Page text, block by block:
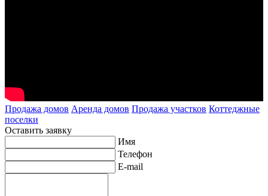
Продажа домов Аренда домов Продажа участков Коттеджные
поселки
Оставить заявку
Имя
Телефон
E-mail